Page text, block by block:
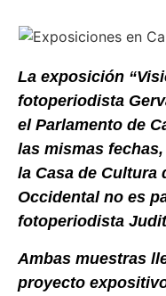
La exposición
fotoperiodista
el Parlamento de
las mismas
la Casa de Cultura
Occidental no es
fotoperiodista
Ambas muestras
proyecto